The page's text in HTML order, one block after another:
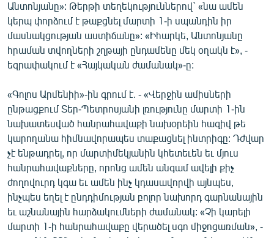
ՏԵՍԱՆՅՈՒԹԵՐ
ԲԱՆԱՎԵՃ
ՁԳՏԵԼՈՎ ԼԱՎԱԳՈՒՅՆԻՆ
Հայերեն
English
Русский
ՀԵՏԵՎԵՔ ՄԵԶ
Անտոնյանը»: Թերթի տեղեկություններով` «նա ամեն
կերպ փորձում է թաքցնել մարտի 1-ի սպանդին իր
մասնակցության աստիճանը»: «Իհարկե, Անտոնյանը
հրաման տվողների շղթայի ընդամենը մեկ օղակն է», -
եզրափակում է «Հայկական ժամանակ»-ը:
«Գոլոս Արմենիի»-ին գրում է. - «Վերջին ամիսների
ընթացքում Տեր-Պետրոսյանի լռությունը մարտի 1-ին
նախատեսված հանրահավաքի նախօրեին հազիվ թե
կարողանա հիմնավորապես տաքացնել ինտրիգը: Դժվար
չէ ենթադրել, որ մարտիմեկյանին կհետեւեն եւ մյուս
հանրահավաքները, որոնց ամեն անգամ ավելի քիչ
ժողովուրդ կգա եւ ամեն ինչ կդասավորվի այնպես,
ինչպես եղել է ընդդիմության բոլոր նախորդ գարնանային
եւ աշնանային հարձակումների ժամանակ: «Չի կարելի
մարտի 1-ի հանրահավաքը վերածել սգո միջոցառման», -